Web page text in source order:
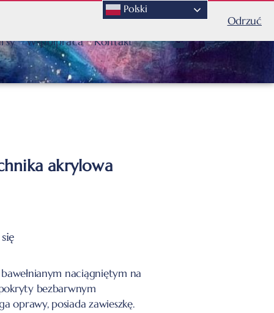
Odrzuć
Współpraca Kontakt
akrylowa
naciągniętym na
bezbarwnym
oprawy, posiada zawieszkę.
Polski